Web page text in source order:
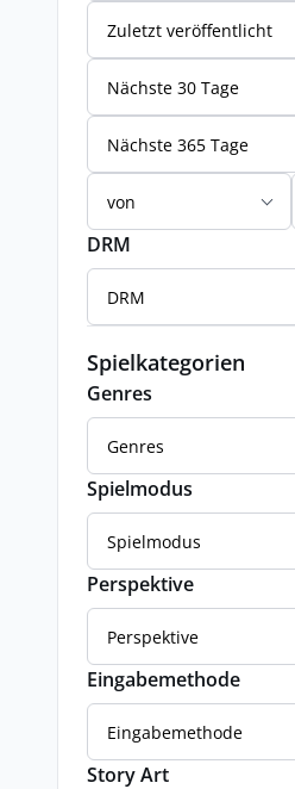
Zuletzt veröffentlicht
Nächste 30 Tage
Nächste 365 Tage
von
DRM
DRM
Spielkategorien
Genres
Genres
Spielmodus
Spielmodus
Perspektive
Perspektive
Eingabemethode
Eingabemethode
Story Art